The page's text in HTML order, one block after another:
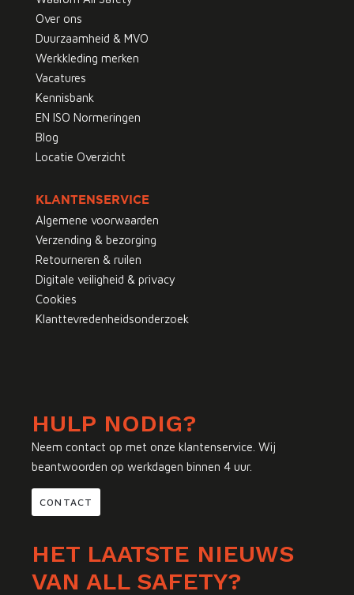
Over ons
Duurzaamheid & MVO
Werkkleding merken
Vacatures
Kennisbank
EN ISO Normeringen
Blog
Locatie Overzicht
KLANTENSERVICE
Algemene voorwaarden
Verzending & bezorging
Retourneren & ruilen
Digitale veiligheid & privacy
Cookies
Klanttevredenheidsonderzoek
HULP NODIG?
Neem contact op met onze klantenservice. Wij
beantwoorden op werkdagen binnen 4 uur.
CONTACT
HET LAATSTE NIEUWS
VAN ALL SAFETY?